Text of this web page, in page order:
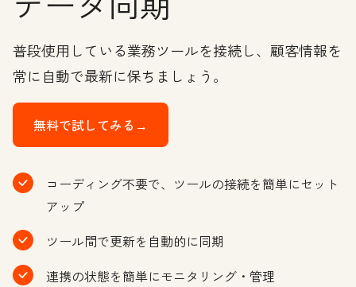
普段使用している業務ツールを接続し、顧客情報を
常に自動で最新に保ちましょう。
無料で試してみる→
コーディング不要で、ツールの接続を簡単にセット
アップ
ツール間で更新を自動的に同期
連携の状態を簡単にモニタリング・管理